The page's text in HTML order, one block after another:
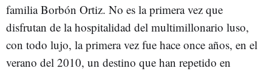
familia Borbón Ortiz. No es la primera vez que
disfrutan de la hospitalidad del multimillonario luso,
con todo lujo, la primera vez fue hace once años, en el
verano del 2010, un destino que han repetido en